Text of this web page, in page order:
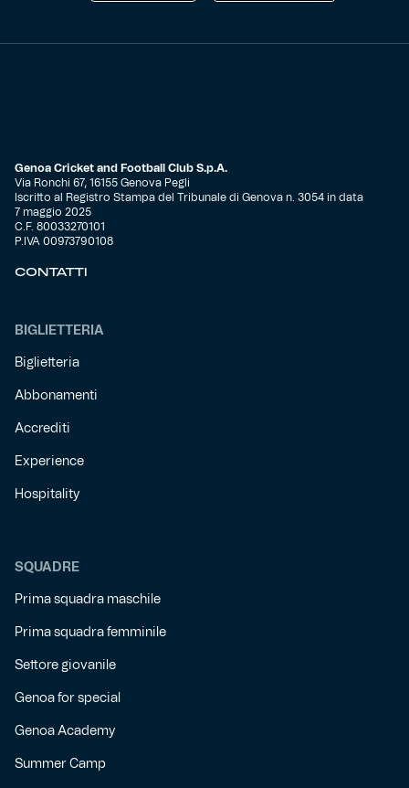
Genoa Cricket and Football Club S.p.A.
Via Ronchi 67, 16155 Genova Pegli
Iscritto al Registro Stampa del Tribunale di Genova n. 3054 in data
7 maggio 2025
C.F. 80033270101
P.IVA 00973790108
CONTATTI
BIGLIETTERIA
Biglietteria
Abbonamenti
Accrediti
Experience
Hospitality
SQUADRE
Prima squadra maschile
Prima squadra femminile
Settore giovanile
Genoa for special
Genoa Academy
Summer Camp